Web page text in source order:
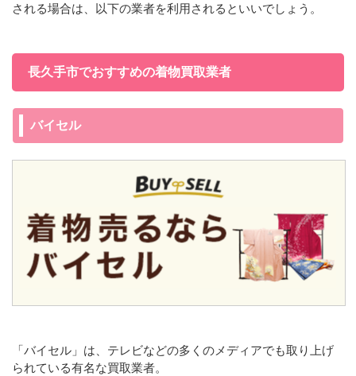
される場合は、以下の業者を利用されるといいでしょう。
長久手市でおすすめの着物買取業者
バイセル
「バイセル」は、テレビなどの多くのメディアでも取り上げ
られている有名な買取業者。